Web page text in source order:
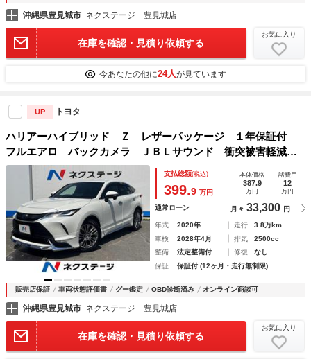
沖縄県豊見城市 ネクステージ 豊見城店
在庫を確認・見積り依頼する
お気に入り
今あなたの他に24人が見ています
UP トヨタ
ハリアーハイブリッド Ｚ レザーパッケージ １年保証付
フルエアロ バックカメラ ＪＢＬサウンド 衝突被害軽減シ
ステム 禁煙車 電動リアゲート レザーシート 前席シート
エアコン コーナーセンサー スマートキー ＬＥＤヘッド
ビルトインＥＴＣ
支払総額(税込)
399.9 万円
本体価格
387.9
万円
諸費用
12
万円
通常ローン 月々 33,300 円
年式 2020年 走行
3.8万km
車検
2028年4月 排気
2500cc
整備
法定整備付 修復
なし
保証
保証付 (12ヶ月・走行無制限)
販売店保証 車両状態評価書 グー鑑定 OBD診断済み オンライン商談可
沖縄県豊見城市 ネクステージ 豊見城店
在庫を確認・見積り依頼する
お気に入り